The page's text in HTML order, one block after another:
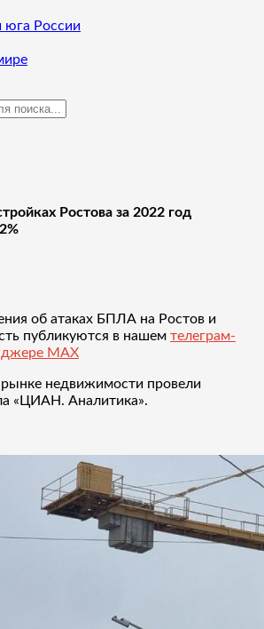
юга России
Ростова за 2022 год
об атаках БПЛА на Ростов и
публикуются в нашем телеграм-
MAX
недвижимости провели
«ЦИАН. Аналитика».